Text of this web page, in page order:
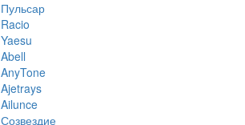
Пульсар
Racio
Yaesu
Abell
AnyTone
Ajetrays
Ailunce
Созвездие